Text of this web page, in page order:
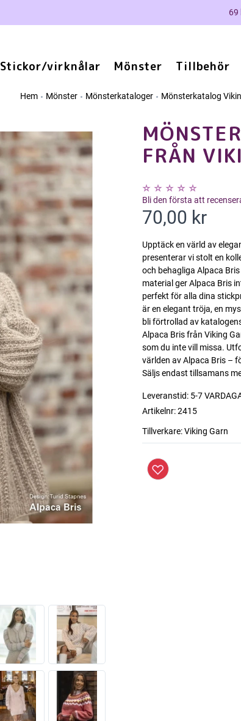
69
Stickor/virknålar Mönster Tillbehör
Hem Mönster Mönsterkataloger Mönsterkatalog
FRÅN
Bli den första att
70,00 kr
Upptäck en värld av
presenterar vi stolt en
och behagliga Alpaca
material ger Alpaca Bris
perfekt för alla dina
är en elegant tröja, en
bli förtrollad av
Alpaca Bris från Viking
som du inte vill missa.
världen av Alpaca Bris –
Säljs endast tillsamans
Leveranstid: 5-7
Artikelnr:2415
Tillverkare:Viking Garn